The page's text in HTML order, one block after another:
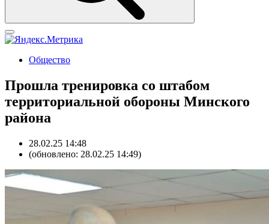
Общество
Прошла тренировка со штабом
территориальной обороны Минского
района
28.02.25 14:48
(обновлено: 28.02.25 14:49)